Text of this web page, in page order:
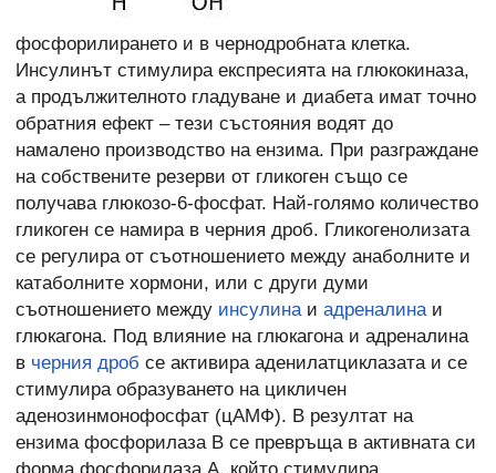
фосфорилирането и в чернодробната клетка.
Инсулинът стимулира експресията на глюкокиназа,
а продължителното гладуване и диабета имат точно
обратния ефект – тези състояния водят до
намалено производство на ензима. При разграждане
на собствените резерви от гликоген също се
получава глюкозо-6-фосфат. Най-голямо количество
гликоген се намира в черния дроб. Гликогенолизата
се регулира от съотношението между анаболните и
катаболните хормони, или с други думи
съотношението между инсулинаи адреналинаи
глюкагона. Под влияние на глюкагона и адреналина
в черния дроб се активира аденилатциклазата и се
стимулира образуването на цикличен
аденозинмонофосфат (цАМФ). В резултат на
ензима фосфорилаза В се превръща в активната си